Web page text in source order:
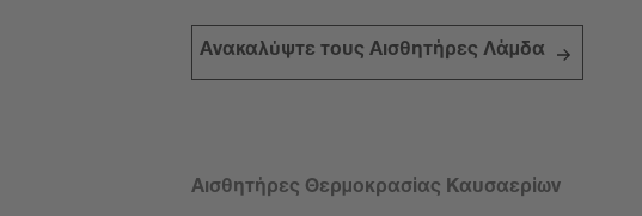
Ανακαλύψτε τους Αισθητήρες Λάμδα
Αισθητήρες Θερμοκρασίας Καυσαερίων